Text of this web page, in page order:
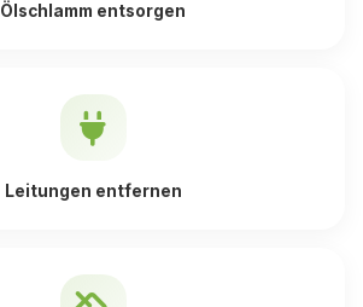
Ölschlamm entsorgen
Leitungen entfernen